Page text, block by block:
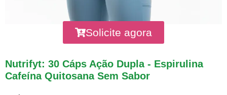
Solicite agora
Nutrifyt: 30 Cáps Ação Dupla - Espirulina
Cafeína Quitosana Sem Sabor